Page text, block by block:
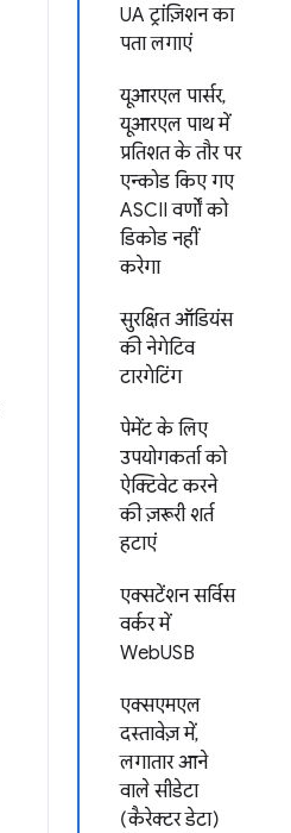
UA ट्रांज़िशन का
पता लगाएं
यूआरएल पार्सर,
यूआरएल पाथ में
प्रतिशत के तौर पर
एन्कोड किए गए
ASCII वर्णों को
डिकोड नहीं
करेगा
सुरक्षित ऑडियंस
की नेगेटिव
टारगेटिंग
पेमेंट के लिए
उपयोगकर्ता को
ऐक्टिवेट करने
की ज़रूरी शर्त
हटाएं
एक्सटेंशन सर्विस
वर्कर में
WebUSB
एक्सएमएल
दस्तावेज़ में,
लगातार आने
वाले सीडेटा
(कैरेक्टर डेटा)